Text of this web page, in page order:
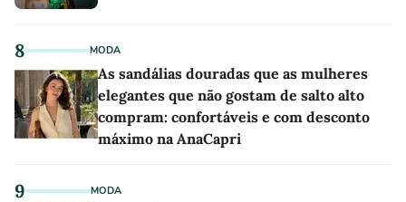
8 MODA
As sandálias douradas que as mulheres
elegantes que não gostam de salto alto
compram: confortáveis e com desconto
máximo na AnaCapri
9 MODA